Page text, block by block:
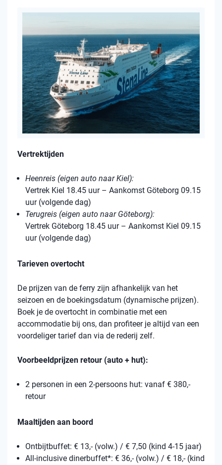
Vertrektijden
Heenreis (eigen auto naar Kiel):
Vertrek Kiel 18.45 uur – Aankomst Göteborg 09.15
uur (volgende dag)
Terugreis (eigen auto naar Göteborg):
Vertrek Göteborg 18.45 uur – Aankomst Kiel 09.15
uur (volgende dag)
Tarieven overtocht
De prijzen van de ferry zijn afhankelijk van het
seizoen en de boekingsdatum (dynamische prijzen).
Boek je de overtocht in combinatie met een
accommodatie bij ons, dan profiteer je altijd van een
voordeliger tarief dan via de rederij zelf.
Voorbeeldprijzen retour (auto + hut):
2 personen in een 2-persoons hut: vanaf € 380,-
retour
Maaltijden aan boord
Ontbijtbuffet: € 13,- (volw.) / € 7,50 (kind 4-15 jaar)
All-inclusive dinerbuffet*: € 36,- (volw.) / € 18,- (kind